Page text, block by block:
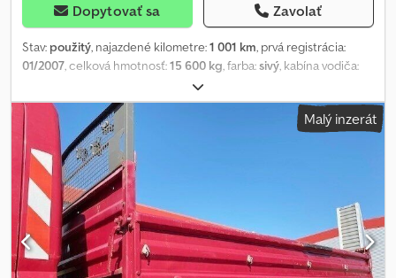
Dopytovať sa Zavolať
Stav: použitý, najazdené kilometre:1 001 km, prvá registrácia:
01/2007, celková hmotnosť:15 600 kg, farba:sivý, kabína vodiča:
, dĺžka ložného priestoru:
ložného priestoru:2 320 mm, výška ložného priestoru:1 000 mm,
Rok výroby:
2007, Vehicle location: Bovenden, Csdpfxsvvbptj
Alcoha Body: Meiller 3-way tipper body with Bordmatik on the left,
dismantled from Iveco-Magirus Trakker AD410T45W 8x8 with a
4750mm wheelbase! ACCESSORY INFORMATION WITHOUT
GUARANTEE, subject to changes, prior sale, and errors!
Malý inzerát